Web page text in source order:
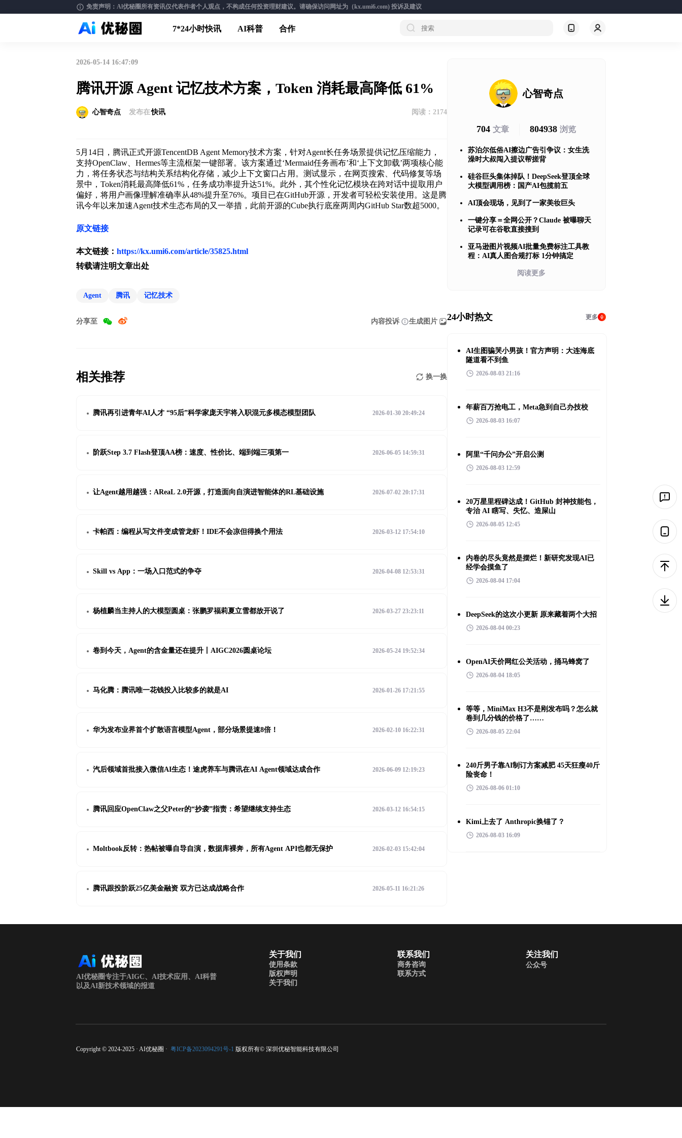
免责声明：Al优秘圈所有资讯仅代表作者个人观点，不构成任何投资理财建议。请确保访问网址为（kx.umi6.com) 投诉及建议
7*24小时快讯 AI科普 合作
2026-05-14 16:47:09
腾讯开源 Agent 记忆技术方案，Token 消耗最高降低 61%
心智奇点 发布在快讯 阅读： 2174
5月14日，腾讯正式开源TencentDB Agent Memory技术方案，针对Agent长任务场景提供记忆压缩能力，
支持OpenClaw、Hermes等主流框架一键部署。该方案通过‘Mermaid任务画布’和‘上下文卸载’两项核心能
力，将任务状态与结构关系结构化存储，减少上下文窗口占用。测试显示，在网页搜索、代码修复等场
景中，Token消耗最高降低61%，任务成功率提升达51%。此外，其个性化记忆模块在跨对话中提取用户
偏好，将用户画像理解准确率从48%提升至76%。项目已在GitHub开源，开发者可轻松安装使用。这是腾
讯今年以来加速Agent技术生态布局的又一举措，此前开源的Cube执行底座两周内GitHub Star数超5000。
原文链接
本文链接： https://kx.umi6.com/article/35825.html
转载请注明文章出处
Agent 腾讯 记忆技术
分享至 内容投诉 生成图片
相关推荐 换一换
腾讯再引进青年AI人才 “95后”科学家庞天宇将入职混元多模态模型团队 2026-01-30 20:49:24
阶跃Step 3.7 Flash登顶AA榜：速度、性价比、端到端三项第一 2026-06-05 14:59:31
让Agent越用越强：AReaL 2.0开源，打造面向自演进智能体的RL基础设施 2026-07-02 20:17:31
卡帕西：编程从写文件变成管龙虾！IDE不会凉但得换个用法 2026-03-12 17:54:10
Skill vs App：一场入口范式的争夺 2026-04-08 12:53:31
杨植麟当主持人的大模型圆桌：张鹏罗福莉夏立雪都放开说了 2026-03-27 23:23:11
卷到今天，Agent的含金量还在提升丨AIGC2026圆桌论坛 2026-05-24 19:52:34
马化腾：腾讯唯一花钱投入比较多的就是AI 2026-01-26 17:21:55
华为发布业界首个扩散语言模型Agent，部分场景提速8倍！ 2026-02-10 16:22:31
汽后领域首批接入微信AI生态！途虎养车与腾讯在AI Agent领域达成合作 2026-06-09 12:19:23
腾讯回应OpenClaw之父Peter的“抄袭”指责：希望继续支持生态 2026-03-12 16:54:15
Moltbook反转：热帖被曝自导自演，数据库裸奔，所有Agent API也都无保护 2026-02-03 15:42:04
腾讯跟投阶跃25亿美金融资 双方已达成战略合作 2026-05-11 16:21:26
心智奇点
704文章 804938浏览
苏泊尔低俗AI擦边广告引争议：女生洗
澡时大叔闯入提议帮搓背
硅谷巨头集体掉队！DeepSeek登顶全球
大模型调用榜：国产AI包揽前五
AI顶会现场，见到了一家美妆巨头
一键分享＝全网公开？Claude 被曝聊天
记录可在谷歌直接搜到
亚马逊图片视频AI批量免费标注工具教
程：AI真人图合规打标 1分钟搞定
阅读更多
24小时热文 更多
AI生图骗哭小男孩！官方声明：大连海底
隧道看不到鱼
2026-08-03 21:16
年薪百万抢电工，Meta急到自己办技校
2026-08-03 16:07
阿里“千问办公”开启公测
2026-08-03 12:59
20万星里程碑达成！GitHub 封神技能包，
专治 AI 瞎写、失忆、造屎山
2026-08-05 12:45
内卷的尽头竟然是摆烂！新研究发现AI已
经学会摸鱼了
2026-08-04 17:04
DeepSeek的这次小更新 原来藏着两个大招
2026-08-04 00:23
OpenAI天价网红公关活动，捅马蜂窝了
2026-08-04 18:05
等等，MiniMax H3不是刚发布吗？怎么就
卷到几分钱的价格了……
2026-08-05 22:04
240斤男子靠AI制订方案减肥 45天狂瘦40斤
险丧命！
2026-08-06 01:10
Kimi上去了 Anthropic换锚了？
2026-08-03 16:09
AI优秘圈专注于AIGC、AI技术应用、AI科普
以及AI新技术领域的报道
关于我们
使用条款
版权声明
关于我们
联系我们
商务咨询
联系方式
关注我们
公众号
Copyright © 2024-2025 · AI优秘圈 · 粤ICP备2023094291号-1 版权所有© 深圳优秘智能科技有限公司